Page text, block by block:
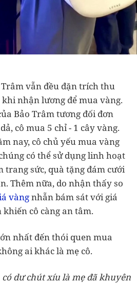
Trâm vẫn đều đặn trích thu
nhận lương để mua vàng.
Bảo Trâm tương đối đơn
cô mua 5 chỉ - 1 cây vàng.
nay, cô chủ yếu mua vàng
có thể sử dụng linh hoạt
trang sức, quà tặng đám cưới
Thêm nữa, do nhận thấy so
vàngnhẫn bám sát với giá
cô càng an tâm.
nhất đến thói quen mua
ai khác là mẹ cô.
dư chút xíu là mẹ đã khuyên